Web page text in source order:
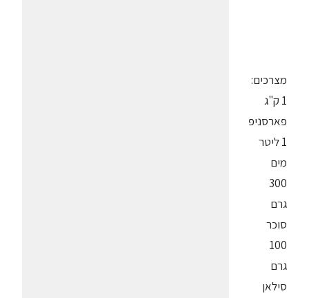
מצרכים:
1 ק"ג
פארסניפ
1 ליטר
מים
300
גרם
סוכר
100
גרם
סילאן